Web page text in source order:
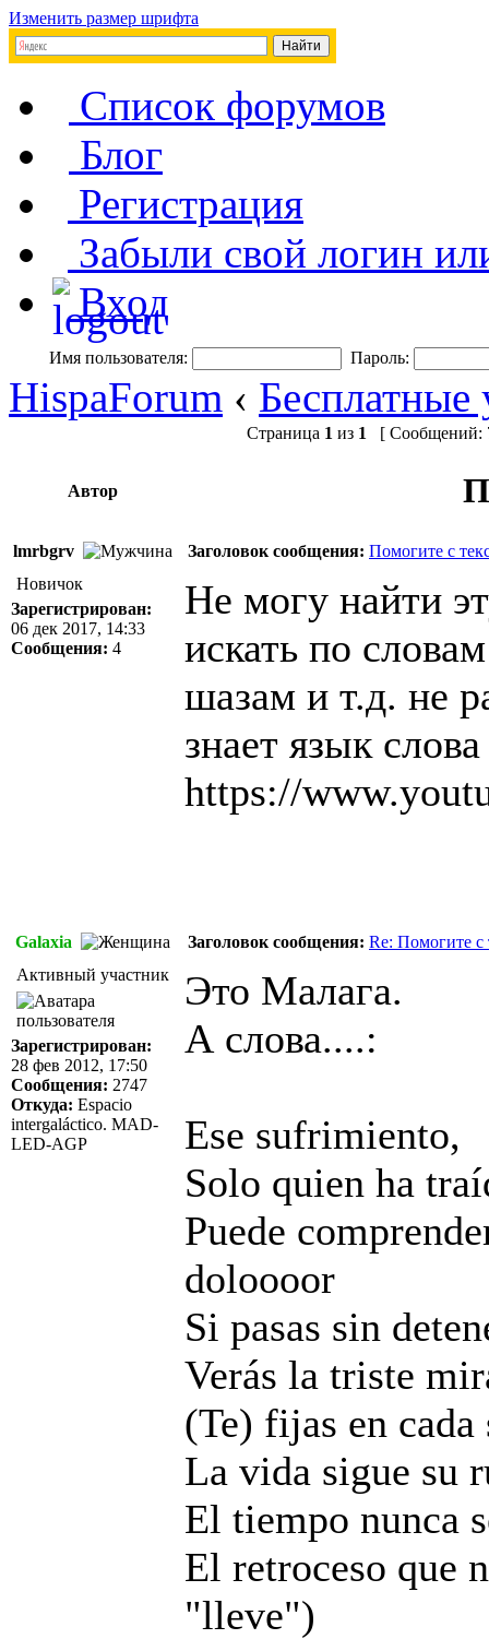
Изменить размер шрифта
Список форумов
Блог
Регистрация
Забыли свой логин
Вход
Имя пользователя: Пароль:
HispaForum ‹ Бесплатные
Страница 1 из 1 [ Сообщений:
Автор
lmrbgrv Заголовок сообщения: Помогите с
Новичок
Зарегистрирован:
06 дек 2017, 14:33
Сообщения: 4
Не могу найти
искать по
шазам и т.д. не
знает язык
https://
Galaxia Заголовок сообщения: Re: Помогите с
Активный участник
Зарегистрирован:
28 фев 2012, 17:50
Сообщения: 2747
Откуда: Espacio
intergaláctico. MAD-
LED-AGP
Это Малага.
А слова....:
Ese sufrimiento,
Solo quien ha
Puede
doloooor
Si pasas sin
Verás la triste
(Te) fijas en cada
La vida sigue su
El tiempo nunca
El retroceso que
"lleve")